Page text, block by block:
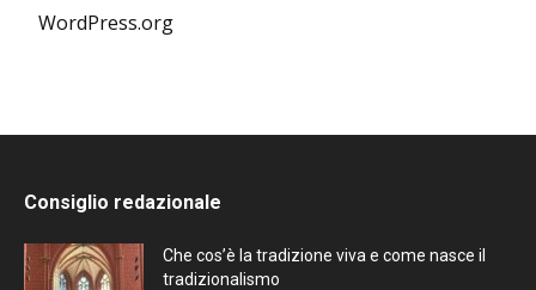
WordPress.org
Consiglio redazionale
Che cos’è la tradizione viva e come nasce il
tradizionalismo